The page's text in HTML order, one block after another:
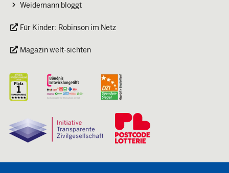
Weidemann bloggt
Für Kinder: Robinson im Netz
Magazin welt-sichten